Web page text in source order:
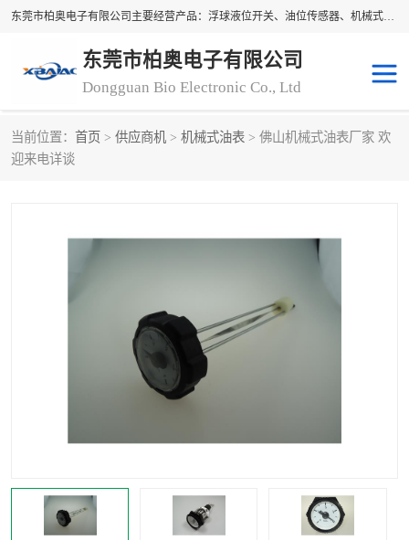
东莞市柏奥电子有限公司主要经营产品：浮球液位开关、油位传感器、机械式油表、浮球液位计、水位控制浮球阀、料位开关，水流开关、油水位控制配套仪表等。柏奥电子，您可信赖的合作伙伴
东莞市柏奥电子有限公司
Dongguan Bio Electronic Co., Ltd
当前位置： 首页 > 供应商机 > 机械式油表 > 佛山机械式油表厂家 欢
迎来电详谈
浮球液位开关
转速表